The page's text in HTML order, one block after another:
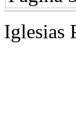
Iglesias